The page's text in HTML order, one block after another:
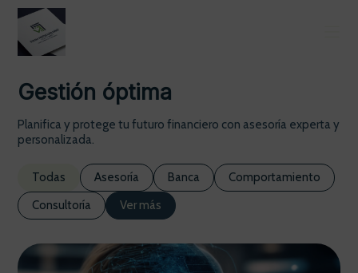
Gestión óptima
Planifica y protege tu futuro financiero con asesoría experta y
personalizada.
Todas Asesoría Banca
Comportamiento
Consultoría
Ver más